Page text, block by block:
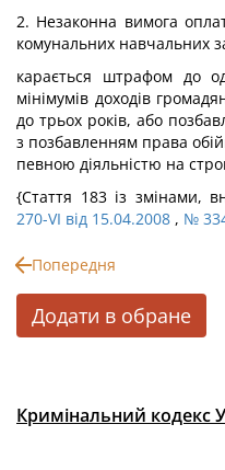
2. Незаконна вимога
комунальних навчальних
карається штрафом до
мінімумів доходів
до трьох років, або
з позбавленням права
певною діяльністю на
{Стаття 183 із змінами,
270-VI від 15.04.2008 , №
Попередня
Додати в обране
Кримінальний кодекс